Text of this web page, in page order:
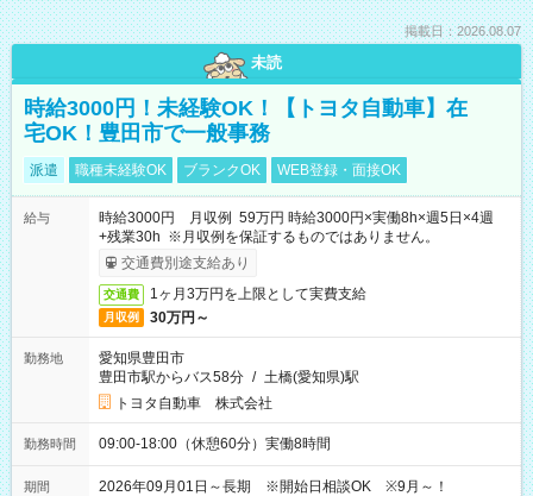
掲載日：2026.08.07
未読
時給3000円！未経験OK！【トヨタ自動車】在
宅OK！豊田市で一般事務
派遣 職種未経験OK ブランクOK WEB登録・面接OK
給与
時給3000円 月収例 59万円 時給3000円×実働8h×週5日×4週
+残業30h ※月収例を保証するものではありません。
交通費別途支給あり
交通費 1ヶ月3万円を上限として実費支給
月収例 30万円～
勤務地
愛知県豊田市
豊田市駅からバス58分 / 土橋(愛知県)駅
トヨタ自動車 株式会社
勤務時間 09:00-18:00（休憩60分）実働8時間
期間 2026年09月01日～長期 ※開始日相談OK ※9月～！